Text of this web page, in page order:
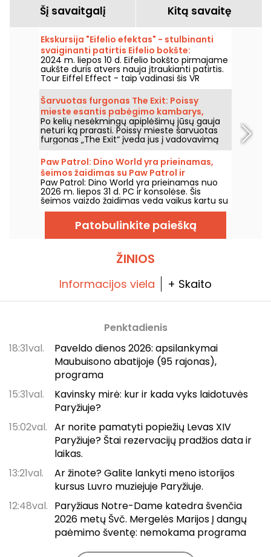
Šį savaitgalį Kitą savaitę
Ekskursija "Eifelio efektas" - stulbinanti
svaiginanti patirtis Eifelio bokšte:
nemokamas kuponas
2024 m. liepos 10 d. Eifelio bokšto pirmajame
aukšte duris atvers nauja įtraukianti patirtis.
Tour Eiffel Effect - taip vadinasi šis VR
komandinis žaidimas, kuriame dalyvausite
fantastiškame nuotykyje - atstatysite Eifelio
bokštą ir skraidysite aplink jį paskutinę,
kulminacinę akimirką. Gera žinia ta, kad
atidarymo dieną nuo liepos 10 iki 22 d.
visiems, turintiems bilietą pakilti į viršų, jis yra
nemokamas.
Šarvuotas furgonas The Exit: Poissy
mieste esantis pabėgimo kambarys,
kuriame tavo įsilaužimas pagaliau gali
pavykti
Po kelių nesėkmingų apiplėšimų jūsų gauja
neturi ką prarasti. Poissy mieste šarvuotas
furgonas „The Exit“ įveda jus į vadovavimą
įsilaužimui, kurio tikslas – mafijos vado turtas.
Paw Patrol: Dino World yra prieinamas,
šeimos žaidimas su Paw Patrol ir
dinozaurais
Paw Patrol: Dino World yra prieinamas nuo
2026 m. liepos 31 d. PC ir konsolėse. Šis
šeimos vaizdo žaidimas veda vaikus kartu su
Šunų patruliu į salą, pilną dinozaurų.
Patobulinkite paiešką
ŽINIOS
Informacijos viela + Skaito
Penktadienis
18:31val.
Paveldo dienos 2026: apsilankymai
Maubuisono abatijoje (95 rajonas),
programa
15:31val.
Kavinsky mirė: kur ir kada vyks laidotuvės
Paryžiuje?
15:02val. Ar norite pamatyti popiežių Levas XIV
Paryžiuje? Štai rezervacijų pradžios data ir
laikas.
13:21val.
Ar žinote? Galite lankyti meno istorijos
kursus Luvro muziejuje Paryžiuje.
12:48val. Paryžiaus Notre-Dame katedra švenčia
2026 metų Švč. Mergelės Marijos Į dangų
paėmimo šventę: nemokama programa